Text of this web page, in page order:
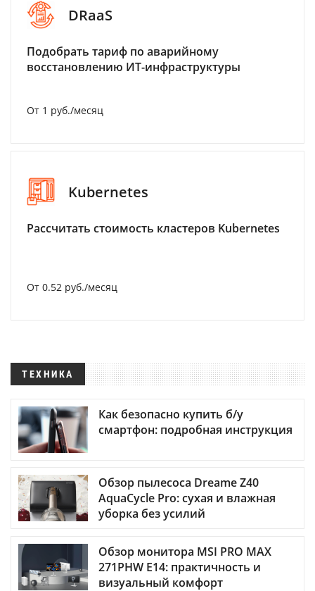
DRaaS
Подобрать тариф по аварийному
восстановлению ИТ-инфраструктуры
От 1 руб./месяц
Kubernetes
Рассчитать стоимость кластеров Kubernetes
От 0.52 руб./месяц
ТЕХНИКА
Как безопасно купить б/у
смартфон: подробная инструкция
Обзор пылесоса Dreame Z40
AquaCycle Pro: сухая и влажная
уборка без усилий
Обзор монитора MSI PRO MAX
271PHW E14: практичность и
визуальный комфорт